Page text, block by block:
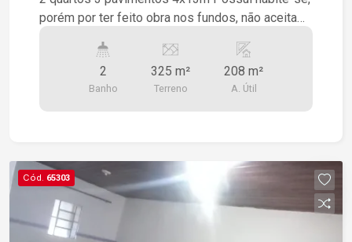
porém por ter feito obra nos fundos, não aceita
2
Banho
325 m²
Terreno
208 m²
A. Útil
Cód. 65303